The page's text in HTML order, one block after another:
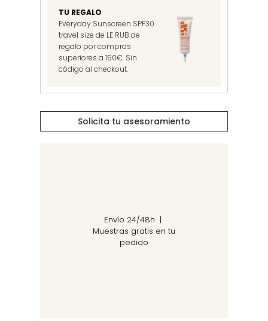
TU REGALO
Everyday Sunscreen SPF30
travel size de LE RUB de
regalo por compras
superiores a 150€. Sin
código al checkout.
Solicita tu asesoramiento
Envío 24/48h |
Muestras gratis en tu
pedido